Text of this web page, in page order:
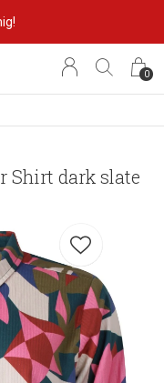
0
Shirt dark slate